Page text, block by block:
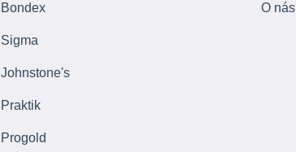
Bondex
Sigma
Johnstone's
Praktik
Progold
O nás